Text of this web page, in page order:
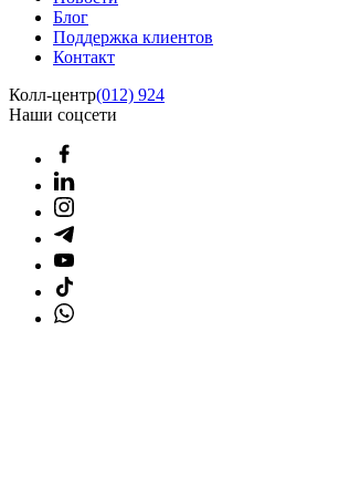
Блог
Поддержка клиентов
Контакт
Колл-центр(012) 924
Наши соцсети